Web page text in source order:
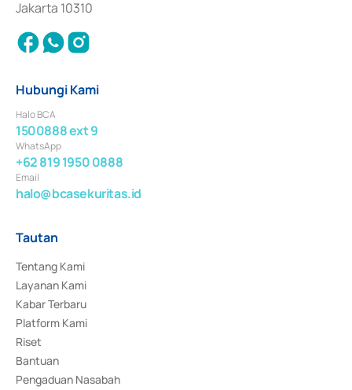
Jakarta 10310
Hubungi Kami
Halo BCA
1500888 ext 9
WhatsApp
+62 819 1950 0888
Email
halo@bcasekuritas.id
Tautan
Tentang Kami
Layanan Kami
Kabar Terbaru
Platform Kami
Riset
Bantuan
Pengaduan Nasabah